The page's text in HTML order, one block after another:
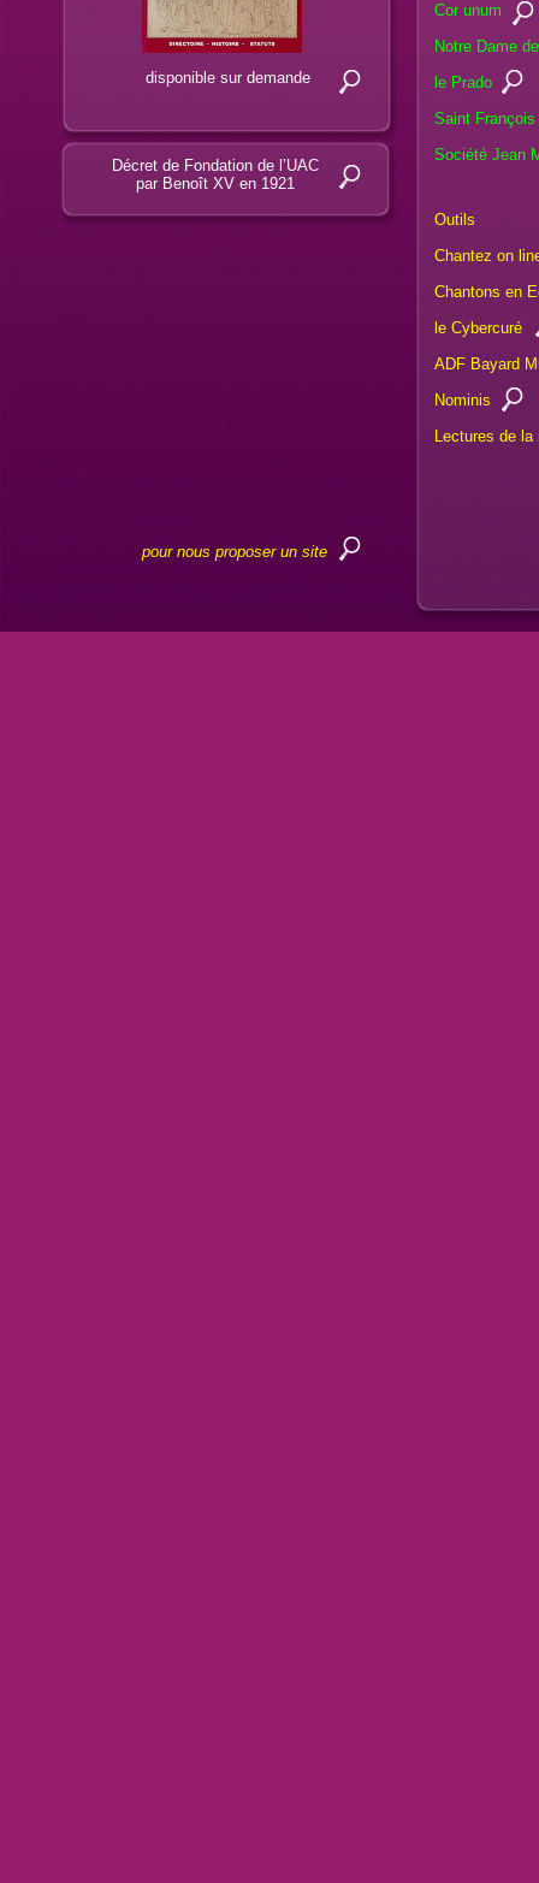
disponible sur demande
Cor unum
Notre Dame
le Prado
Saint
Société Jean
pour nous proposer un site
Outils
Chantez on
Chantons en
le Cybercuré
ADF Bayard
Nominis
Lectures de la
Décret de Fondation de l’UAC
par Benoît XV en 1921